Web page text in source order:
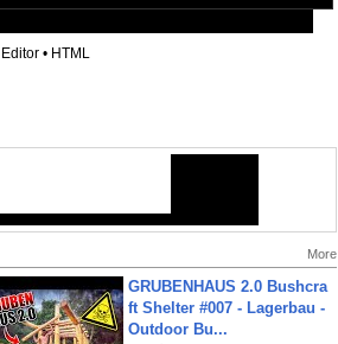
Editor • HTML
More
GRUBENHAUS 2.0 Bushcra
ft Shelter #007 - Lagerbau -
Outdoor Bu...